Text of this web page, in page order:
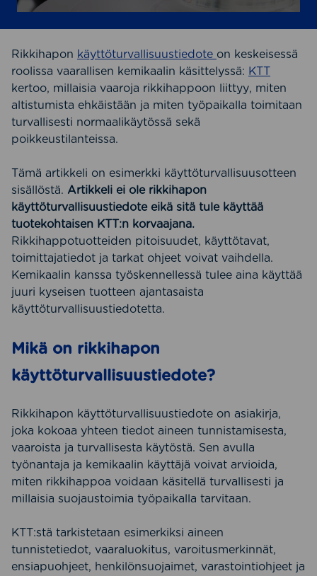
Rikkihapon käyttöturvallisuustiedote on keskeisessä
roolissa vaarallisen kemikaalin käsittelyssä: KTT
kertoo, millaisia vaaroja rikkihappoon liittyy, miten
altistumista ehkäistään ja miten työpaikalla toimitaan
turvallisesti normaalikäytössä sekä
poikkeustilanteissa.
Tämä artikkeli on esimerkki käyttöturvallisuusotteen
sisällöstä. Artikkeli ei ole rikkihapon
käyttöturvallisuustiedote eikä sitä tule käyttää
tuotekohtaisen KTT:n korvaajana.
Rikkihappotuotteiden pitoisuudet, käyttötavat,
toimittajatiedot ja tarkat ohjeet voivat vaihdella.
Kemikaalin kanssa työskennellessä tulee aina käyttää
juuri kyseisen tuotteen ajantasaista
käyttöturvallisuustiedotetta.
Mikä on rikkihapon
käyttöturvallisuustiedote?
Rikkihapon käyttöturvallisuustiedote on asiakirja,
joka kokoaa yhteen tiedot aineen tunnistamisesta,
vaaroista ja turvallisesta käytöstä. Sen avulla
työnantaja ja kemikaalin käyttäjä voivat arvioida,
miten rikkihappoa voidaan käsitellä turvallisesti ja
millaisia suojaustoimia työpaikalla tarvitaan.
KTT:stä tarkistetaan esimerkiksi aineen
tunnistetiedot, vaaraluokitus, varoitusmerkinnät,
ensiapuohjeet, henkilönsuojaimet, varastointiohjeet ja